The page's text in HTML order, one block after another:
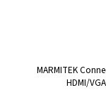
MARMITEK
HDMI/VGA